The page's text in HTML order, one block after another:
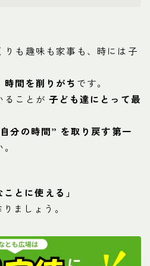
も趣味も家事も、時には子
時間を削りがち です。
ることが子ども達にとって最
分の時間” を取り戻す第一
とに使える」
ましょう。